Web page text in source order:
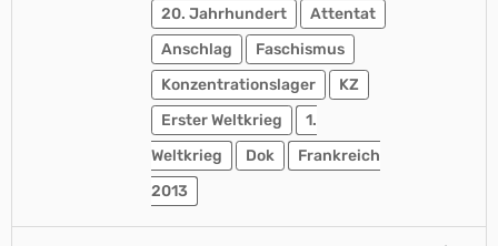
20. Jahrhundert
Attentat
Anschlag
Faschismus
Konzentrationslager
KZ
Erster Weltkrieg
1.
Weltkrieg
Dok
Frankreich
2013